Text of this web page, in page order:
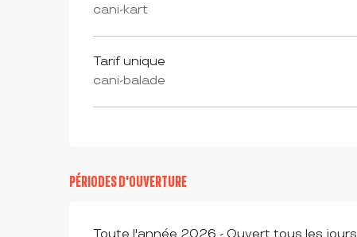
cani-kart
Tarif unique
cani-balade
PÉRIODES D'OUVERTURE